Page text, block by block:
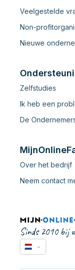
Veelgestelde
Non-
Nieuwe
Zelfstudies
Ik heb een
De
Over het bedrijf
Neem contact
Sinds 2010 bij u